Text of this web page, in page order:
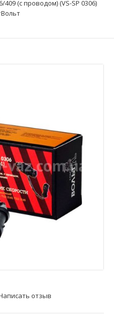
(с проводом) (VS-SP 0306)
отзыв